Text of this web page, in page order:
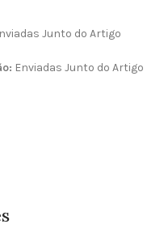
Junto do Artigo
Enviadas Junto do Artigo